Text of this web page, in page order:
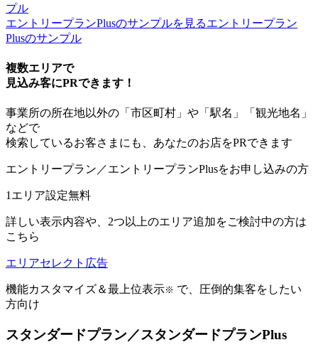
プル
エントリープランPlusのサンプルを見るエントリープラン
Plusのサンプル
複数エリアで
見込み客にPRできます！
事業所の所在地以外の「市区町村」や「駅名」「観光地名」
などで
検索しているお客さまにも、あなたのお店をPRできます
エントリープラン／エントリープランPlusをお申し込みの方
1エリア設定無料
詳しい表示内容や、2つ以上のエリア追加をご検討中の方は
こちら
エリアセレクト広告
機能カスタマイズ＆最上位表示※ で、 圧倒的集客をしたい
方向け
スタンダードプラン／スタンダードプランPlus